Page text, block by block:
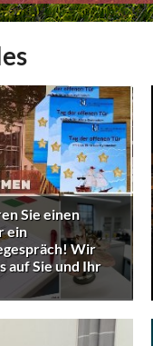
Sie einen
ein
Wir
auf Sie und Ihr